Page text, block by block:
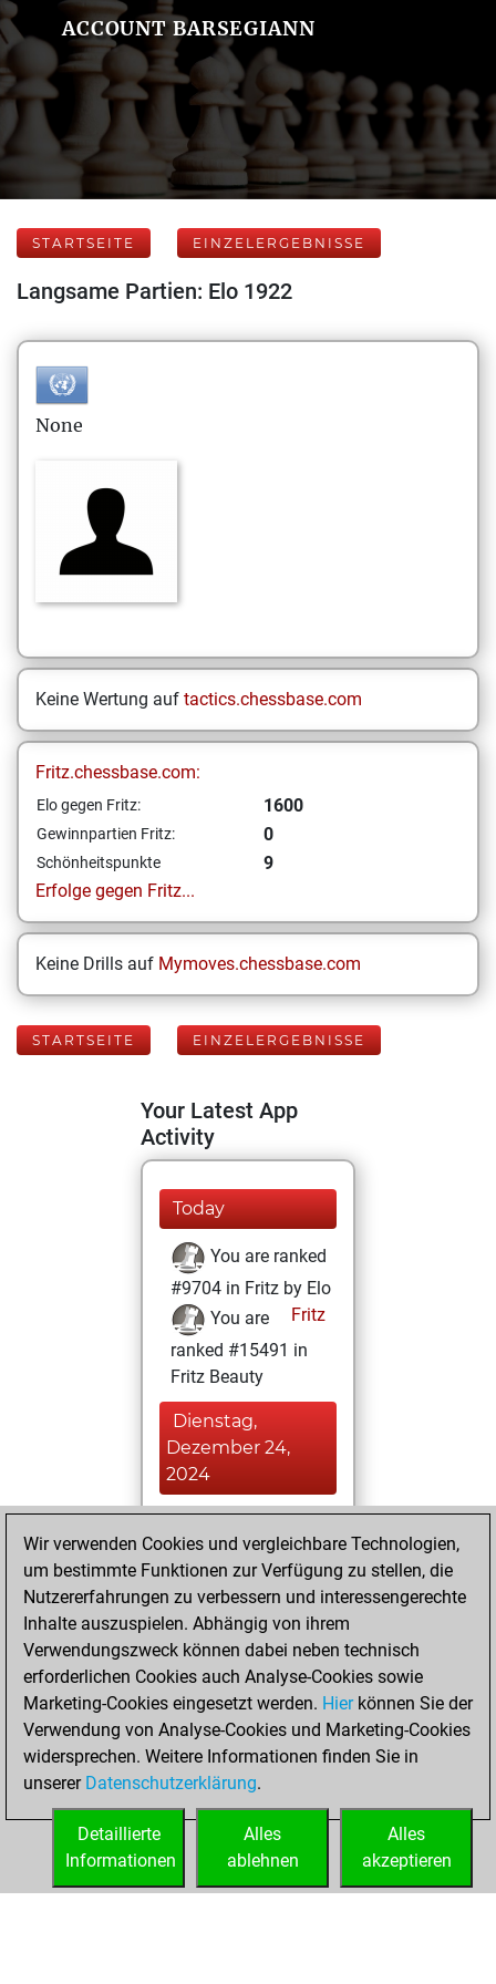
ACCOUNT BARSEGIANN
STARTSEITE EINZELERGEBNISSE
Langsame Partien: Elo 1922
None
Keine Wertung auf tactics.chessbase.com
Fritz.chessbase.com:
Elo gegen Fritz: 1600
Gewinnpartien Fritz: 0
Schönheitspunkte
9
Erfolge gegen Fritz...
Keine Drills auf Mymoves.chessbase.com
STARTSEITE EINZELERGEBNISSE
Your Latest App
Activity
Today
You are ranked
#9704 in Fritz by Elo
Fritz
You are
ranked #15491 in
Fritz Beauty
Dienstag,
Dezember 24,
2024
slow games
Play
+222 =26 -152 in
slow games
Sonntag,
Dezember 22,
2024
You created
your Fritz account
Wir verwenden Cookies und vergleichbare Technologien,
um bestimmte Funktionen zur Verfügung zu stellen, die
Nutzererfahrungen zu verbessern und interessengerechte
Inhalte auszuspielen. Abhängig von ihrem
Verwendungszweck können dabei neben technisch
erforderlichen Cookies auch Analyse-Cookies sowie
Marketing-Cookies eingesetzt werden. Hierkönnen Sie der
Verwendung von Analyse-Cookies und Marketing-Cookies
widersprechen. Weitere Informationen finden Sie in
unserer Datenschutzerklärung.
Alles
akzeptieren
Alles
ablehnen
Detaillierte
Informationen